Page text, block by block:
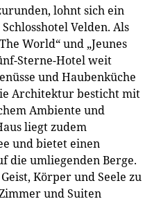
lohnt sich ein
Velden. Als
World“ und „Jeunes
Sterne-Hotel weit
und Haubenküche
Architektur besticht mit
Ambiente und
liegt zudem
und bietet einen
die umliegenden Berge.
Körper und Seele zu
und Suiten